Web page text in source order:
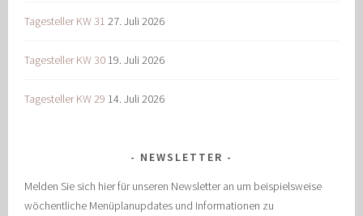
Tagesteller KW 31 27. Juli 2026
Tagesteller KW 30 19. Juli 2026
Tagesteller KW 29 14. Juli 2026
NEWSLETTER
Melden Sie sich hier für unseren Newsletter an um beispielsweise
wöchentliche Menüplanupdates und Informationen zu